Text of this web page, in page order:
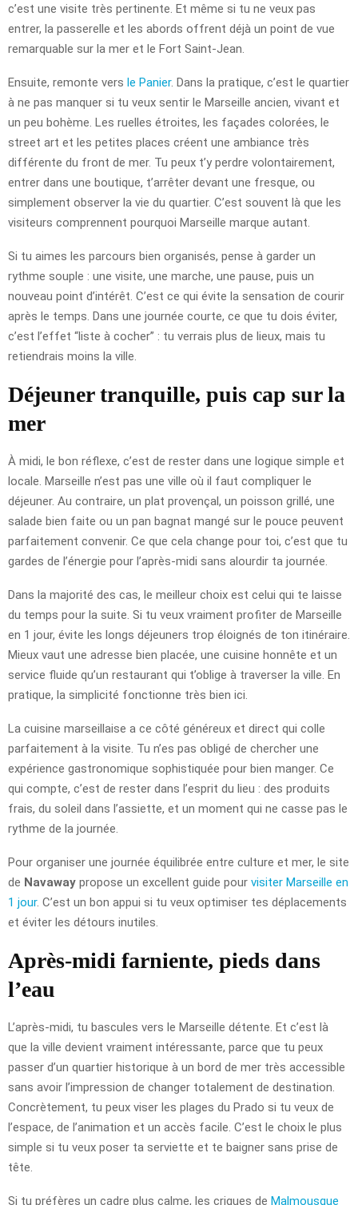
c’est une visite très pertinente. Et même si tu ne veux pas
entrer, la passerelle et les abords offrent déjà un point de vue
remarquable sur la mer et le Fort Saint-Jean.
Ensuite, remonte vers le Panier. Dans la pratique, c’est le quartier
à ne pas manquer si tu veux sentir le Marseille ancien, vivant et
un peu bohème. Les ruelles étroites, les façades colorées, le
street art et les petites places créent une ambiance très
différente du front de mer. Tu peux t’y perdre volontairement,
entrer dans une boutique, t’arrêter devant une fresque, ou
simplement observer la vie du quartier. C’est souvent là que les
visiteurs comprennent pourquoi Marseille marque autant.
Si tu aimes les parcours bien organisés, pense à garder un
rythme souple : une visite, une marche, une pause, puis un
nouveau point d’intérêt. C’est ce qui évite la sensation de courir
après le temps. Dans une journée courte, ce que tu dois éviter,
c’est l’effet “liste à cocher” : tu verrais plus de lieux, mais tu
retiendrais moins la ville.
Déjeuner tranquille, puis cap sur la
mer
À midi, le bon réflexe, c’est de rester dans une logique simple et
locale. Marseille n’est pas une ville où il faut compliquer le
déjeuner. Au contraire, un plat provençal, un poisson grillé, une
salade bien faite ou un pan bagnat mangé sur le pouce peuvent
parfaitement convenir. Ce que cela change pour toi, c’est que tu
gardes de l’énergie pour l’après-midi sans alourdir ta journée.
Dans la majorité des cas, le meilleur choix est celui qui te laisse
du temps pour la suite. Si tu veux vraiment profiter de Marseille
en 1 jour, évite les longs déjeuners trop éloignés de ton itinéraire.
Mieux vaut une adresse bien placée, une cuisine honnête et un
service fluide qu’un restaurant qui t’oblige à traverser la ville. En
pratique, la simplicité fonctionne très bien ici.
La cuisine marseillaise a ce côté généreux et direct qui colle
parfaitement à la visite. Tu n’es pas obligé de chercher une
expérience gastronomique sophistiquée pour bien manger. Ce
qui compte, c’est de rester dans l’esprit du lieu : des produits
frais, du soleil dans l’assiette, et un moment qui ne casse pas le
rythme de la journée.
Pour organiser une journée équilibrée entre culture et mer, le site
de Navaway propose un excellent guide pour visiter Marseille en
1 jour. C’est un bon appui si tu veux optimiser tes déplacements
et éviter les détours inutiles.
Après-midi farniente, pieds dans
l’eau
L’après-midi, tu bascules vers le Marseille détente. Et c’est là
que la ville devient vraiment intéressante, parce que tu peux
passer d’un quartier historique à un bord de mer très accessible
sans avoir l’impression de changer totalement de destination.
Concrètement, tu peux viser les plages du Prado si tu veux de
l’espace, de l’animation et un accès facile. C’est le choix le plus
simple si tu veux poser ta serviette et te baigner sans prise de
tête.
Si tu préfères un cadre plus calme, les criques de Malmousque